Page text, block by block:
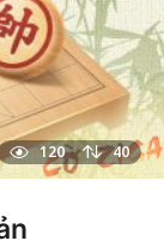
120 40